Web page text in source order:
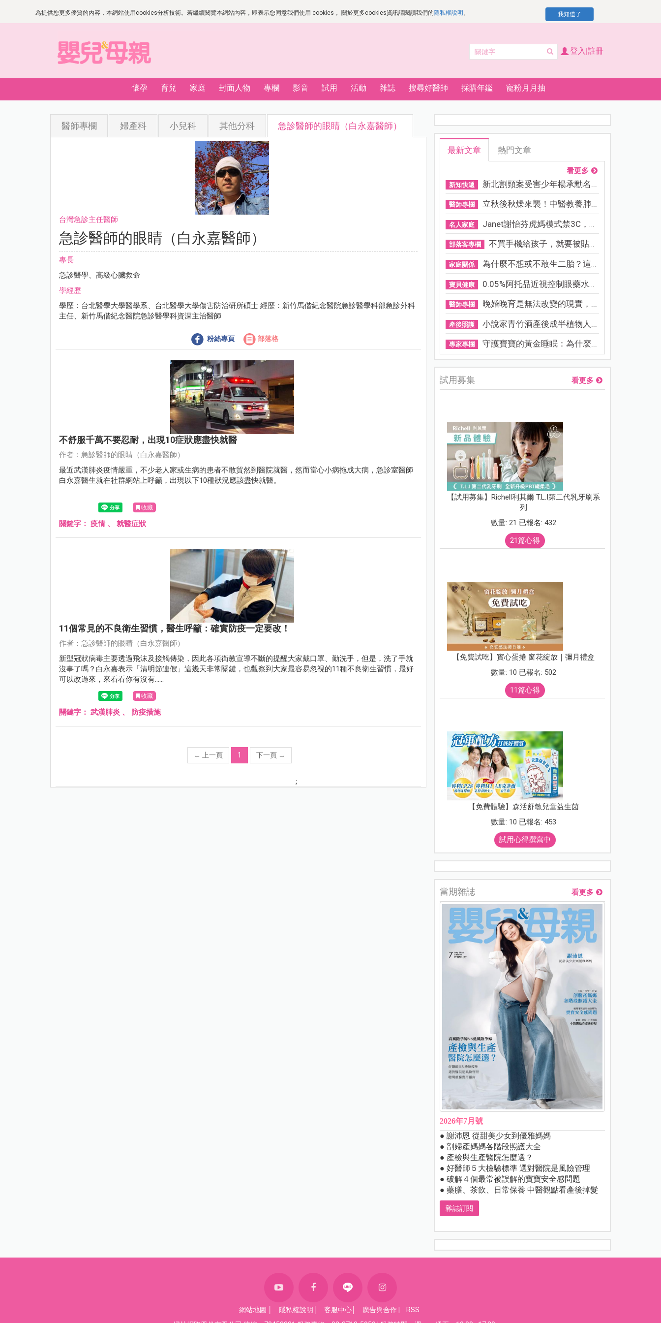
為提供您更多優質的內容，本網站使用cookies分析技術。若繼續閱覽本網站內容，即表示您同意我們使用 cookies， 關於更多cookies資訊請閱讀我們的隱私權說明 。 我知道了
登入|註冊
懷孕 育兒 家庭 封面人物 專欄 影音 試用 活動 雜誌 搜尋好醫師 採購年鑑 寵粉月月抽
醫師專欄 婦產科 小兒科 其他分科 急診醫師的眼睛（白永嘉醫師）
台灣急診主任醫師
急診醫師的眼睛（白永嘉醫師）
專長
急診醫學、高級心臟救命
學經歷
學歷：台北醫學大學醫學系、台北醫學大學傷害防治研所碩士 經歷：新竹馬偕紀念醫院急診醫學科部急診外科
主任、新竹馬偕紀念醫院急診醫學科資深主治醫師
粉絲專頁 部落格
不舒服千萬不要忍耐，出現10症狀應盡快就醫
作者：急診醫師的眼睛（白永嘉醫師）
最近武漢肺炎疫情嚴重，不少老人家或生病的患者不敢貿然到醫院就醫，然而當心小病拖成大病，急診室醫師
白永嘉醫生就在社群網站上呼籲，出現以下10種狀況應該盡快就醫。
收藏
關鍵字： 疫情 、 就醫症狀
11個常見的不良衛生習慣，醫生呼籲：確實防疫一定要改！
作者：急診醫師的眼睛（白永嘉醫師）
新型冠狀病毒主要透過飛沫及接觸傳染，因此各項衛教宣導不斷的提醒大家戴口罩、勤洗手，但是，洗了手就
沒事了嗎？白永嘉表示「清明節連假」這幾天非常關鍵，也觀察到大家最容易忽視的11種不良衛生習慣，最好
可以改過來，來看看你有沒有......
收藏
關鍵字： 武漢肺炎 、 防疫措施
← 上一頁 1 下一頁 →
;
最新文章 熱門文章
看更多
新知快遞 新北割頸案受害少年楊承勳名...
醫師專欄 立秋後秋燥來襲！中醫教養肺...
名人家庭 Janet謝怡芬虎媽模式禁3C，看...
部落客專欄 不買手機給孩子，就要被貼「...
家庭關係 為什麼不想或不敢生二胎？這8...
寶貝健康 0.05%阿托品近視控制眼藥水納...
醫師專欄 晚婚晚育是無法改變的現實，...
產後照護 小說家青竹酒產後成半植物人...
專家專欄 守護寶寶的黃金睡眠：為什麼...
試用募集 看更多
【試用募集】Richell利其爾 T.L.I第二代乳牙刷系
列
數量: 21 已報名: 432
21篇心得
【免費試吃】實心蛋捲 窗花綻放｜彌月禮盒
數量: 10 已報名: 502
11篇心得
【免費體驗】森活舒敏兒童益生菌
數量: 10 已報名: 453
試用心得撰寫中
當期雜誌 看更多
2026年7月號
● 謝沛恩 從甜美少女到優雅媽媽
● 剖婦產媽媽各階段照護大全
● 產檢與生產醫院怎麼選？
● 好醫師５大檢驗標準 選對醫院是風險管理
● 破解４個最常被誤解的寶寶安全感問題
● 藥膳、茶飲、日常保養 中醫觀點看產後掉髮
雜誌訂閱
網站地圖 隱私權說明 客服中心 廣告與合作
RSS